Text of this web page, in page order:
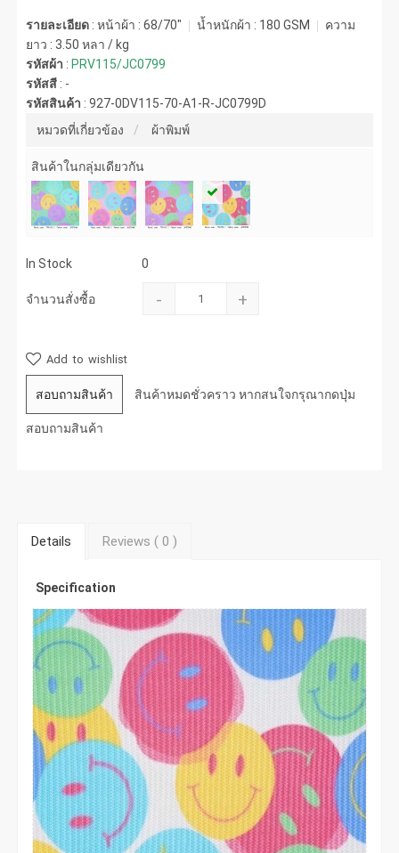
รายละเอียด : หน้าผ้า : 68/70" น้ำหนักผ้า : 180 GSM
ความ
ยาว : 3.50 หลา / kg
รหัสผ้า :PRV115/JC0799
รหัสสี : -
รหัสสินค้า :927-0DV115-70-A1-R-JC0799D
หมวดที่เกี่ยวข้อง
ผ้าพิมพ์
สินค้าในกลุ่มเดียวกัน
In Stock 0
จำนวนสั่งซื้อ - +
Add to wishlist
สอบถามสินค้า สินค้าหมดชั่วคราว หากสนใจกรุณากดปุ่ม
สอบถามสินค้า
Details Reviews ( 0)
Specification